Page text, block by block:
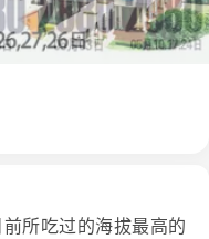
所吃过的海拔最高的